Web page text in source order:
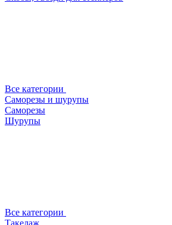
Все категории
Саморезы и шурупы
Саморезы
Шурупы
Все категории
Такелаж